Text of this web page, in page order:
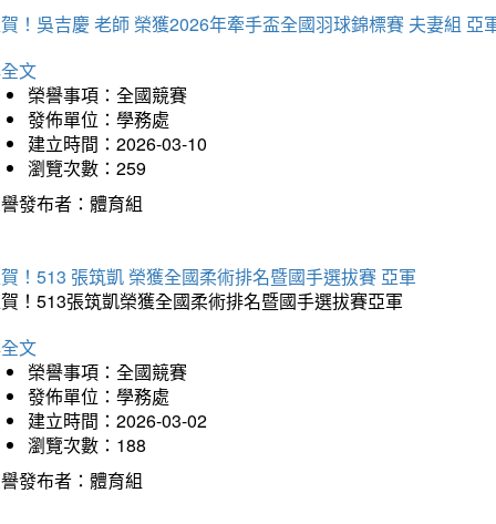
！吳吉慶 老師 榮獲2026年牽手盃全國羽球錦標賽 夫妻組 亞
文
榮譽事項：全國競賽
發佈單位：學務處
建立時間：2026-03-10
瀏覽次數：259
發布者：體育組
！513 張筑凱 榮獲全國柔術排名暨國手選拔賽 亞軍
！513張筑凱榮獲全國柔術排名暨國手選拔賽亞軍
文
榮譽事項：全國競賽
發佈單位：學務處
建立時間：2026-03-02
瀏覽次數：188
發布者：體育組